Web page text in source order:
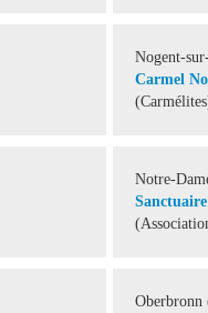
Nogent-
Carmel
Notre-
Oberbronn